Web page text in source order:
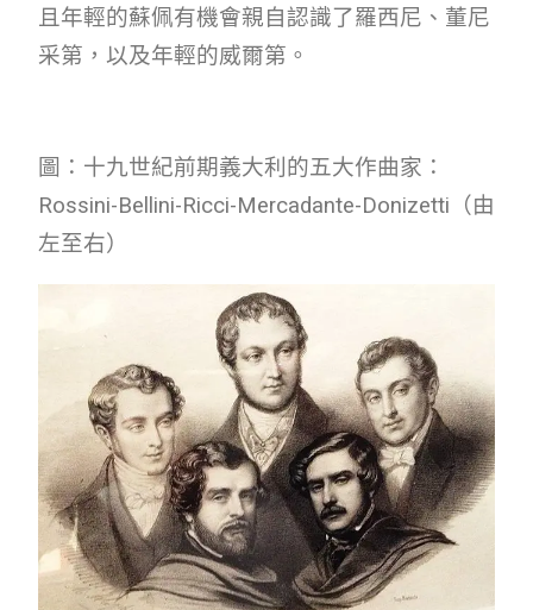
且年輕的蘇佩有機會親自認識了羅西尼、董尼
采第，以及年輕的威爾第。
圖：十九世紀前期義大利的五大作曲家：
Rossini-Bellini-Ricci-Mercadante-Donizetti（由
左至右）